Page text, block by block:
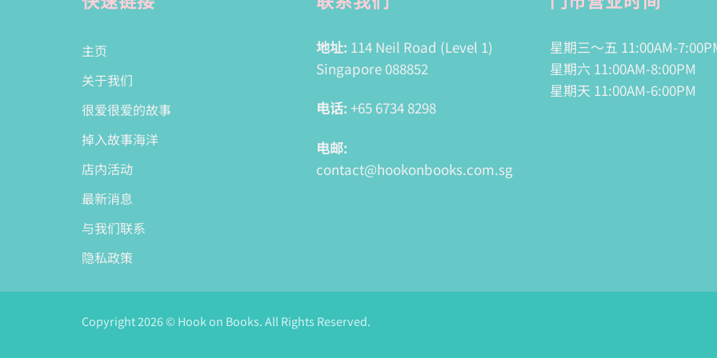
主页
关于我们
很爱很爱的故事
掉入故事海洋
店内活动
最新消息
与我们联系
隐私政策
地址: 114 Neil Road (Level 1)
Singapore 088852
电话: +65 6734 8298
电邮:
contact@hookonbooks.com.sg
星期三～五 11:00AM-
星期六 11:00AM-8:00PM
星期天 11:00AM-6:00PM
Copyright 2026 © Hook on Books. All Rights Reserved.